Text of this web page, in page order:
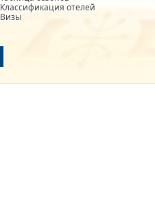
Классификация отелей
Визы